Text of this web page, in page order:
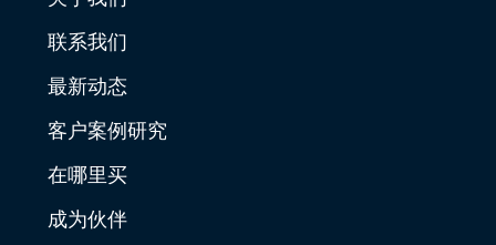
联系我们
最新动态
客户案例研究
在哪里买
成为伙伴